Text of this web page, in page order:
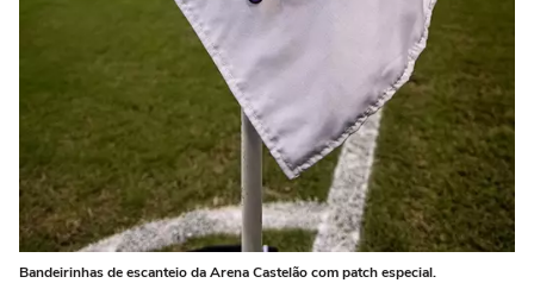
Bandeirinhas de escanteio da Arena Castelão com patch especial.